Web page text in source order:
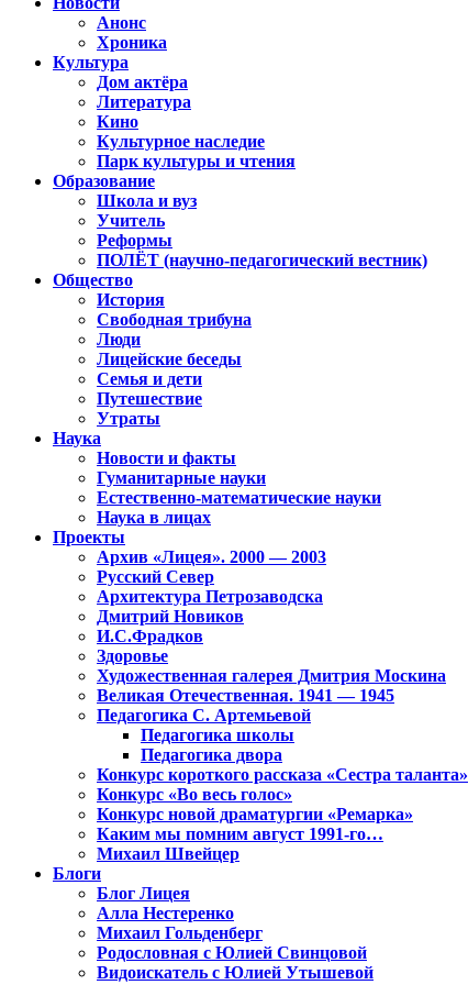
Анонс
Хроника
Культура
Дом актёра
Литература
Кино
Культурное наследие
Парк культуры и чтения
Образование
Школа и вуз
Учитель
Реформы
ПОЛЁТ (научно-педагогический вестник)
Общество
История
Свободная трибуна
Люди
Лицейские беседы
Семья и дети
Путешествие
Утраты
Наука
Новости и факты
Гуманитарные науки
Естественно-математические науки
Наука в лицах
Проекты
Архив «Лицея». 2000 — 2003
Русский Север
Архитектура Петрозаводска
Дмитрий Новиков
И.С.Фрадков
Здоровье
Художественная галерея Дмитрия Москина
Великая Отечественная. 1941 — 1945
Педагогика С. Артемьевой
Педагогика школы
Педагогика двора
Конкурс короткого рассказа «Сестра таланта»
Конкурс «Во весь голос»
Конкурс новой драматургии «Ремарка»
Каким мы помним август 1991-го…
Михаил Швейцер
Блоги
Блог Лицея
Алла Нестеренко
Михаил Гольденберг
Родословная с Юлией Свинцовой
Видоискатель с Юлией Утышевой